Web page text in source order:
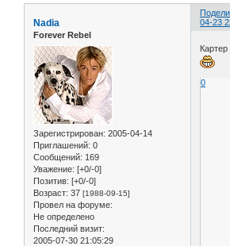
04-23
Nadia
Forever Rebel
Зарегистрирован: 2005-04-14
Приглашений: 0
Сообщений: 169
Уважение: [+0/-0]
Позитив: [+0/-0]
Возраст: 37 [1988-09-15]
Провел на форуме:
Не определено
Последний визит:
2005-07-30 21:05:29
0